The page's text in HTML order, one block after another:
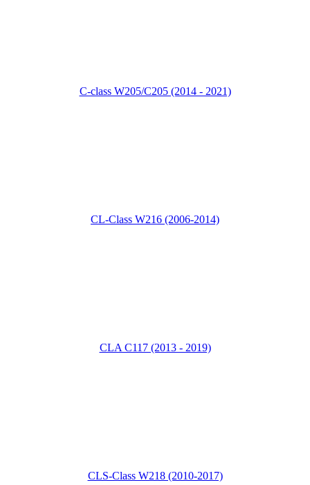
C-class W205/C205 (2014 - 2021)
CL-Class W216 (2006-2014)
CLA C117 (2013 - 2019)
CLS-Class W218 (2010-2017)